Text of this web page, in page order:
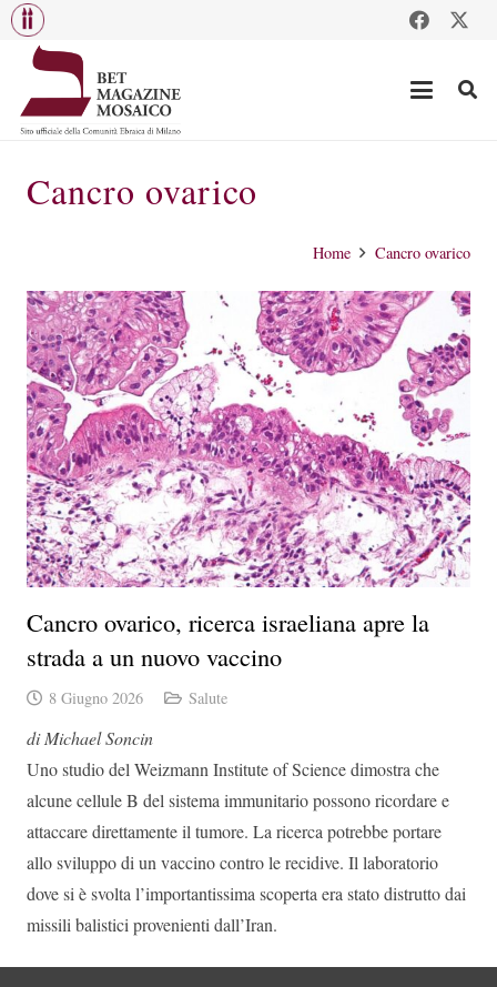
Cancro ovarico
Home Cancro ovarico
Cancro ovarico, ricerca israeliana apre la
strada a un nuovo vaccino
8 Giugno 2026 Salute
di Michael Soncin
Uno studio del Weizmann Institute of Science dimostra che
alcune cellule B del sistema immunitario possono ricordare e
attaccare direttamente il tumore. La ricerca potrebbe portare
allo sviluppo di un vaccino contro le recidive. Il laboratorio
dove si è svolta l’importantissima scoperta era stato distrutto dai
missili balistici provenienti dall’Iran.